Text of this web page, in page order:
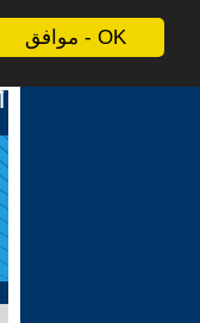
موافق - OK